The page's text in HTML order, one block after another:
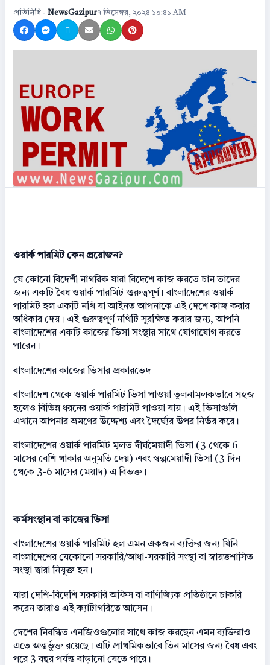
প্রতিনিধি - NewsGazipur৭ ডিসেম্বর, ২০২৪ ১০:৪১ AM
Share on Facebook
Share on Messenger
Share on XShare by Email
Share on WhatsApp
Share on Pinterest
ওয়ার্ক পারমিট কেন প্রয়োজন?
যে কোনো বিদেশী নাগরিক যারা বিদেশে কাজ করতে চান তাদের
জন্য একটি বৈধ ওয়ার্ক পারমিট গুরুত্বপূর্ণ। বাংলাদেশের ওয়ার্ক
পারমিট হল একটি নথি যা আইনত আপনাকে এই দেশে কাজ করার
অধিকার দেয়। এই গুরুত্বপূর্ণ নথিটি সুরক্ষিত করার জন্য, আপনি
বাংলাদেশের একটি কাজের ভিসা সংস্থার সাথে যোগাযোগ করতে
পারেন।
বাংলাদেশের কাজের ভিসার প্রকারভেদ
বাংলাদেশ থেকে ওয়ার্ক পারমিট ভিসা পাওয়া তুলনামূলকভাবে সহজ
হলেও বিভিন্ন ধরনের ওয়ার্ক পারমিট পাওয়া যায়। এই ভিসাগুলি
এখানে আপনার ভ্রমণের উদ্দেশ্য এবং দৈর্ঘ্যের উপর নির্ভর করে।
বাংলাদেশের ওয়ার্ক পারমিট মূলত দীর্ঘমেয়াদী ভিসা (3 থেকে 6
মাসের বেশি থাকার অনুমতি দেয়) এবং স্বল্পমেয়াদী ভিসা (3 দিন
থেকে 3-6 মাসের মেয়াদ) এ বিভক্ত।
কর্মসংস্থান বা কাজের ভিসা
বাংলাদেশের ওয়ার্ক পারমিট হল এমন একজন ব্যক্তির জন্য যিনি
বাংলাদেশের যেকোনো সরকারি/আধা-সরকারি সংস্থা বা স্বায়ত্তশাসিত
সংস্থা দ্বারা নিযুক্ত হন।
যারা দেশি-বিদেশি সরকারি অফিস বা বাণিজ্যিক প্রতিষ্ঠানে চাকরি
করেন তারাও এই ক্যাটাগরিতে আসেন।
দেশের নিবন্ধিত এনজিওগুলোর সাথে কাজ করছেন এমন ব্যক্তিরাও
এতে অন্তর্ভুক্ত রয়েছে। এটি প্রাথমিকভাবে তিন মাসের জন্য বৈধ এবং
পরে 3 বছর পর্যন্ত বাড়ানো যেতে পারে।